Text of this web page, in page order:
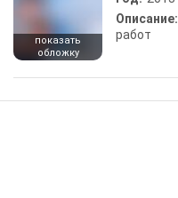
показать
обложку
Описание:
работ